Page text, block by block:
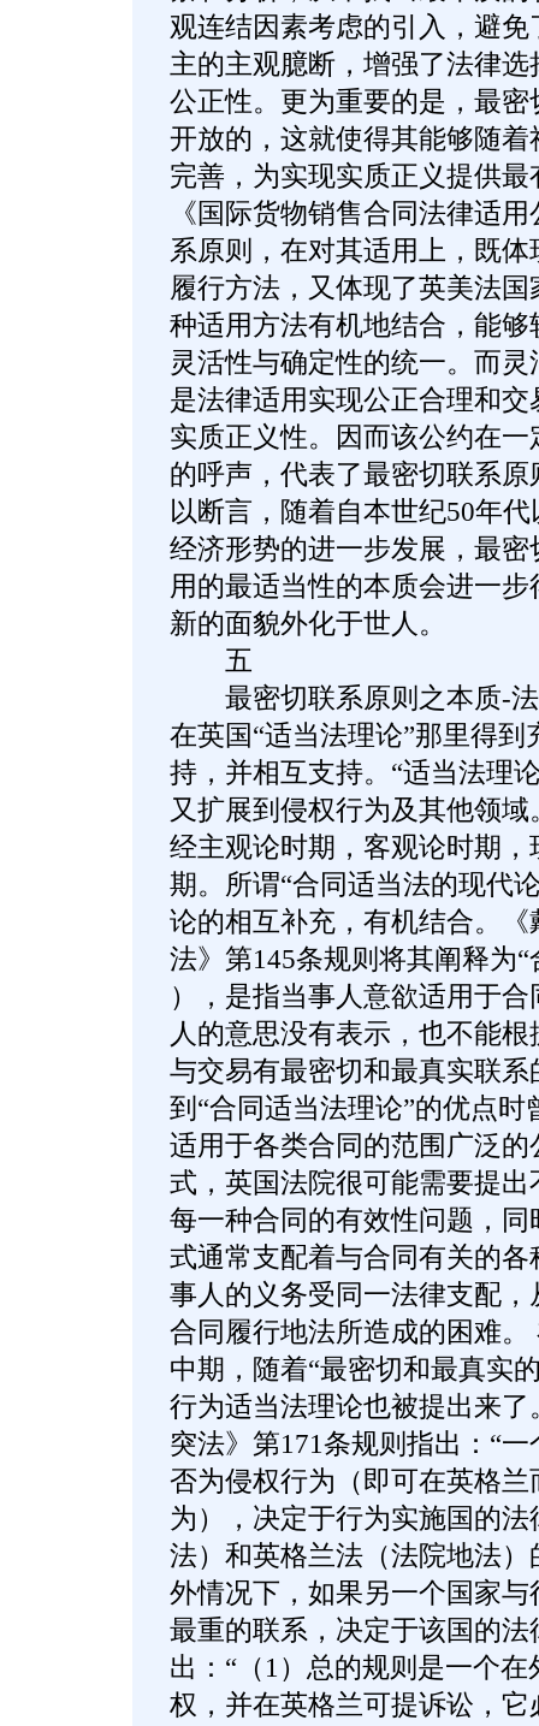
观连结因素考虑的引入，避
主的主观臆断，增强了法律
公正性。更为重要的是，最
开放的，这就使得其能够随
完善，为实现实质正义提供最
《国际货物销售合同法律适
系原则，在对其适用上，既
履行方法，又体现了英美法
种适用方法有机地结合，能
灵活性与确定性的统一。而
是法律适用实现公正合理和
实质正义性。因而该公约在
的呼声，代表了最密切联系
以断言，随着自本世纪50年
经济形势的进一步发展，最
用的最适当性的本质会进一
新的面貌外化于世人。
五
最密切联系原则之本质-法
在英国“适当法理论”那里得
持，并相互支持。“适当法理
又扩展到侵权行为及其他领域
经主观论时期，客观论时期
期。所谓“合同适当法的现代
论的相互补充，有机结合。
法》第145条规则将其阐释为
），是指当事人意欲适用于
人的意思没有表示，也不能
与交易有最密切和最真实联系
到“合同适当法理论”的优点
适用于各类合同的范围广泛
式，英国法院很可能需要提
每一种合同的有效性问题，
式通常支配着与合同有关的
事人的义务受同一法律支配
合同履行地法所造成的困难
中期，随着“最密切和最真实
行为适当法理论也被提出来
突法》第171条规则指出：“
否为侵权行为（即可在英格
为），决定于行为实施国的
法）和英格兰法（法院地法
外情况下，如果另一个国家
最重的联系，决定于该国的法
出：“（1）总的规则是一个
权，并在英格兰可提诉讼，